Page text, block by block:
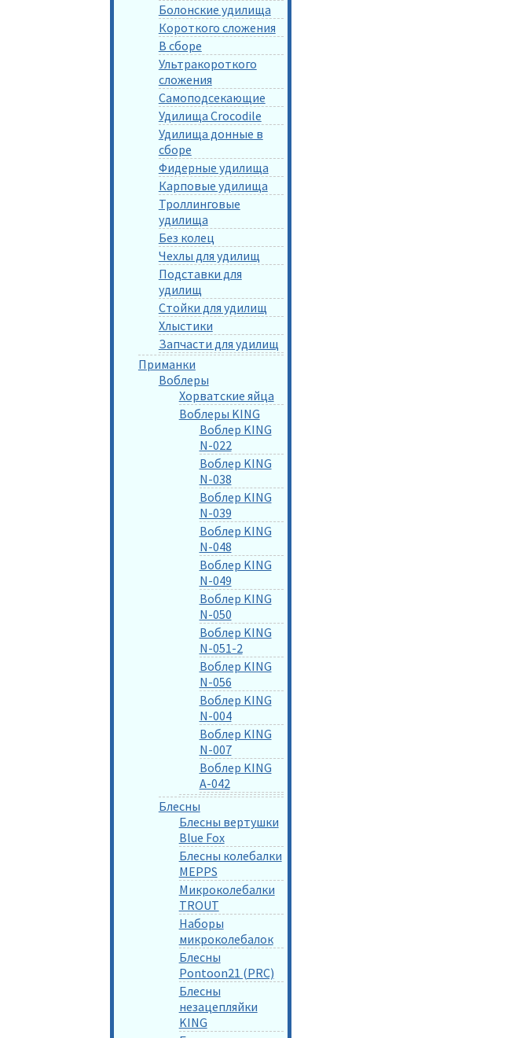
Болонские удилища
Короткого сложения
В сборе
Ультракороткого
сложения
Самоподсекающие
Удилища Crocodile
Удилища донные в
сборе
Фидерные удилища
Карповые удилища
Троллинговые
удилища
Без колец
Чехлы для удилищ
Подставки для
удилищ
Стойки для удилищ
Хлыстики
Запчасти для удилищ
Приманки
Воблеры
Хорватские яйца
Воблеры KING
Воблер KING
N-022
Воблер KING
N-038
Воблер KING
N-039
Воблер KING
N-048
Воблер KING
N-049
Воблер KING
N-050
Воблер KING
N-051-2
Воблер KING
N-056
Воблер KING
N-004
Воблер KING
N-007
Воблер KING
A-042
Блесны
Блесны вертушки
Blue Fox
Блесны колебалки
MEPPS
Микроколебалки
TROUT
Наборы
микроколебалок
Блесны
Pontoon21 (PRC)
Блесны
незацепляйки
KING